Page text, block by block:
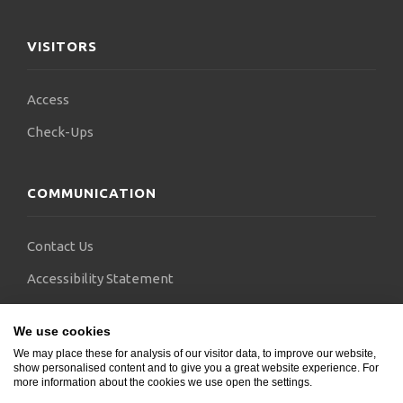
Fellowship) στο Royal Liverpool και Broadgreen
VISITORS
Access
Check-Ups
COMMUNICATION
Contact Us
Accessibility Statement
We use cookies
We may place these for analysis of our visitor data, to improve our website,
show personalised content and to give you a great website experience. For
more information about the cookies we use open the settings.